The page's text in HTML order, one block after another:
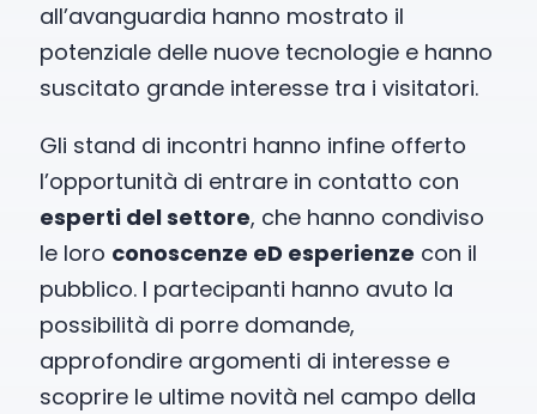
all’avanguardia hanno mostrato il
potenziale delle nuove tecnologie e hanno
suscitato grande interesse tra i visitatori.
Gli stand di incontri hanno infine offerto
l’opportunità di entrare in contatto con
esperti del settore, che hanno condiviso
le loro conoscenze eD esperienze con il
pubblico. I partecipanti hanno avuto la
possibilità di porre domande,
approfondire argomenti di interesse e
scoprire le ultime novità nel campo della